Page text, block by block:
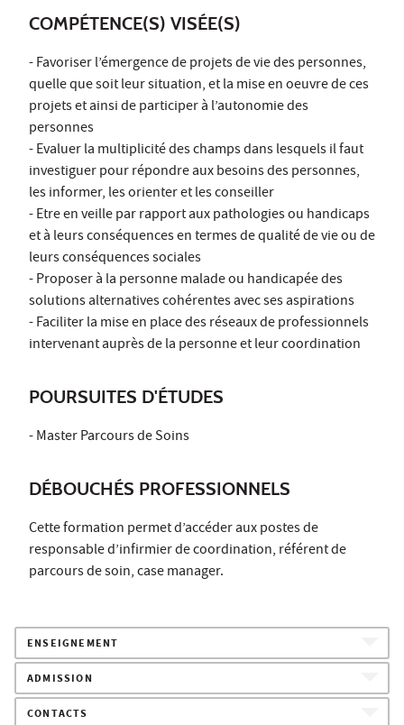
COMPÉTENCE(S) VISÉE(S)
- Favoriser l’émergence de projets de vie des personnes,
quelle que soit leur situation, et la mise en oeuvre de ces
projets et ainsi de participer à l’autonomie des
personnes
- Evaluer la multiplicité des champs dans lesquels il faut
investiguer pour répondre aux besoins des personnes,
les informer, les orienter et les conseiller
- Etre en veille par rapport aux pathologies ou handicaps
et à leurs conséquences en termes de qualité de vie ou de
leurs conséquences sociales
- Proposer à la personne malade ou handicapée des
solutions alternatives cohérentes avec ses aspirations
- Faciliter la mise en place des réseaux de professionnels
intervenant auprès de la personne et leur coordination
POURSUITES D'ÉTUDES
- Master Parcours de Soins
DÉBOUCHÉS PROFESSIONNELS
Cette formation permet d’accéder aux postes de
responsable d’infirmier de coordination, référent de
parcours de soin, case manager.
ENSEIGNEMENT
ADMISSION
CONTACTS